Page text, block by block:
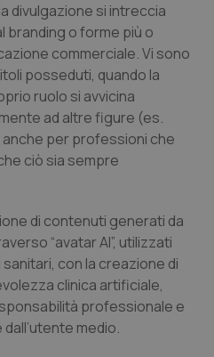
di Bolzano
divulgazione si intreccia
branding o forme più o
commerciale. Vi sono
posseduti, quando la
ruolo si avvicina
ad altre figure (es.
per professioni che
ciò sia sempre
di contenuti generati da
“avatar AI”, utilizzati
con la creazione di
clinica artificiale,
professionale e
medio.